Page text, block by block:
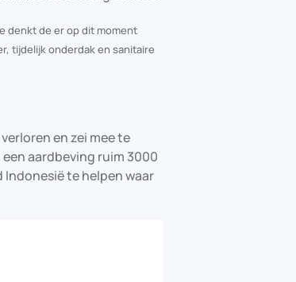
denkt de er op dit moment
tijdelijk onderdak en sanitaire
en zei mee te
aardbeving ruim 3000
Indonesië te helpen waar